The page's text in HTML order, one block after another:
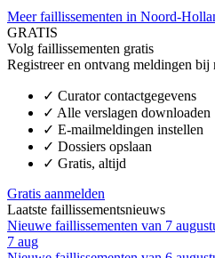
Meer faillissementen in Noord-
GRATIS
Volg faillissementen gratis
Registreer en ontvang meldingen bij
✓ Curator contactgegevens
✓ Alle verslagen downloaden
✓ E-mailmeldingen instellen
✓ Dossiers opslaan
✓ Gratis, altijd
Gratis aanmelden
Laatste faillissementsnieuws
Nieuwe faillissementen van 7
7 aug